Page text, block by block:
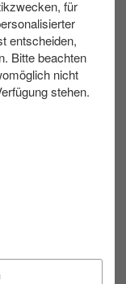
für Ihr
für
entscheiden,
Bitte beachten
nicht
stehen.